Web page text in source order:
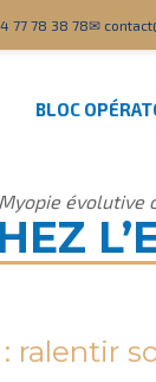
77 78 38 78✉
BLOC
Myopie évolutive
ralentir